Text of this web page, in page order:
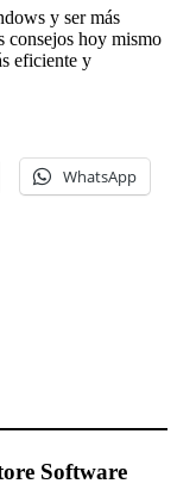
y ser más
consejos hoy mismo
eficiente y
WhatsApp
Software